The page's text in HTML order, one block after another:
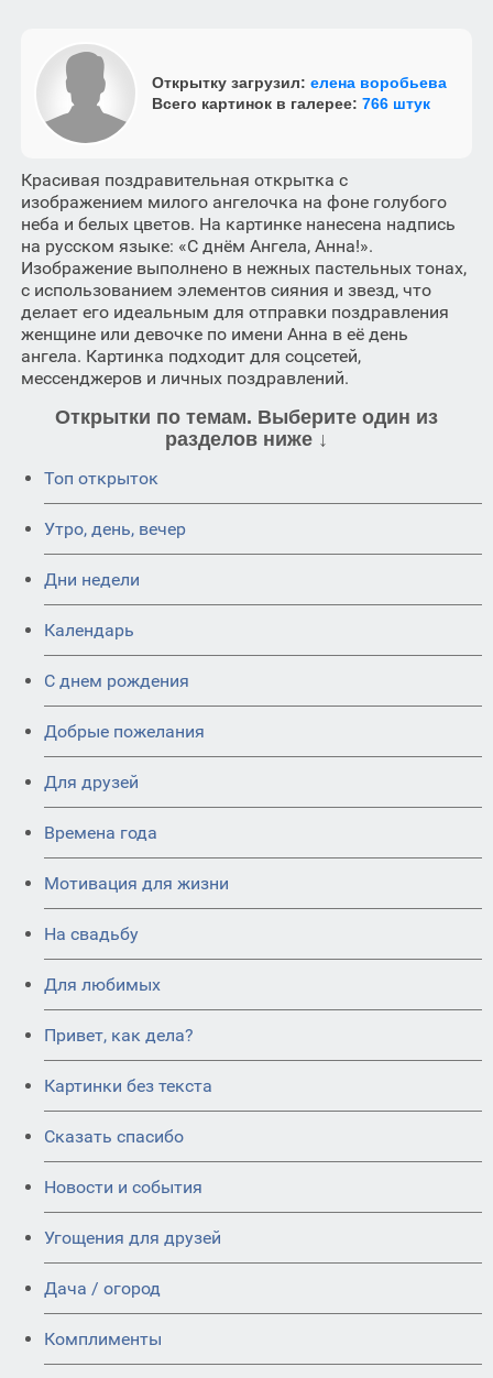
Открытку загрузил: елена воробьева
Всего картинок в галерее: 766 штук
Красивая поздравительная открытка с
изображением милого ангелочка на фоне голубого
неба и белых цветов. На картинке нанесена надпись
на русском языке: «С днём Ангела, Анна!».
Изображение выполнено в нежных пастельных тонах,
с использованием элементов сияния и звезд, что
делает его идеальным для отправки поздравления
женщине или девочке по имени Анна в её день
ангела. Картинка подходит для соцсетей,
мессенджеров и личных поздравлений.
Открытки по темам. Выберите один из
разделов ниже ↓
Топ открыток
Утро, день, вечер
Дни недели
Календарь
C днем рождения
Добрые пожелания
Для друзей
Времена года
Мотивация для жизни
На свадьбу
Для любимых
Привет, как дела?
Картинки без текста
Сказать спасибо
Новости и события
Угощения для друзей
Дача / огород
Комплименты